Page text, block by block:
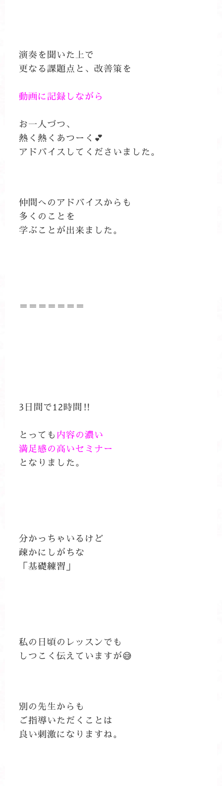
演奏を聞いた上で
更なる課題点と、改善策を
動画に記録しながら
お一人づつ、
熱く熱くあつーく💕
アドバイスしてくださいました。
仲間へのアドバイスからも
多くのことを
学ぶことが出来ました。
＝＝＝＝＝＝＝
3日間で12時間‼
とっても 内容の濃い
満足感の高いセミナー
となりました。
分かっちゃいるけど
疎かにしがちな
「基礎練習」
私の日頃のレッスンでも
しつこく伝えていますが😅
別の先生からも
ご指導いただくことは
良い刺激になりますね。